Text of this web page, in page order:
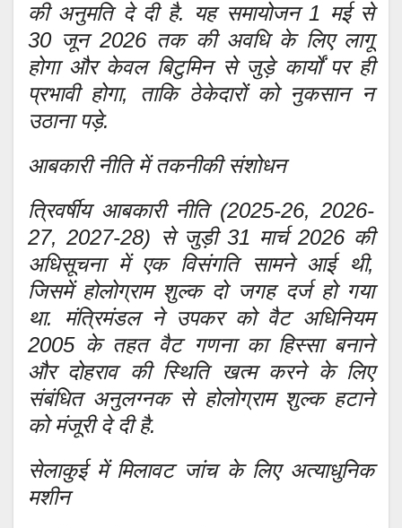
की अनुमति दे दी है. यह समायोजन 1 मई से
30 जून 2026 तक की अवधि के लिए लागू
होगा और केवल बिटुमिन से जुड़े कार्यों पर ही
प्रभावी होगा, ताकि ठेकेदारों को नुकसान न
उठाना पड़े.
आबकारी नीति में तकनीकी संशोधन
त्रिवर्षीय आबकारी नीति (2025-26, 2026-
27, 2027-28) से जुड़ी 31 मार्च 2026 की
अधिसूचना में एक विसंगति सामने आई थी,
जिसमें होलोग्राम शुल्क दो जगह दर्ज हो गया
था. मंत्रिमंडल ने उपकर को वैट अधिनियम
2005 के तहत वैट गणना का हिस्सा बनाने
और दोहराव की स्थिति खत्म करने के लिए
संबंधित अनुलग्नक से होलोग्राम शुल्क हटाने
को मंजूरी दे दी है.
सेलाकुई में मिलावट जांच के लिए अत्याधुनिक
मशीन